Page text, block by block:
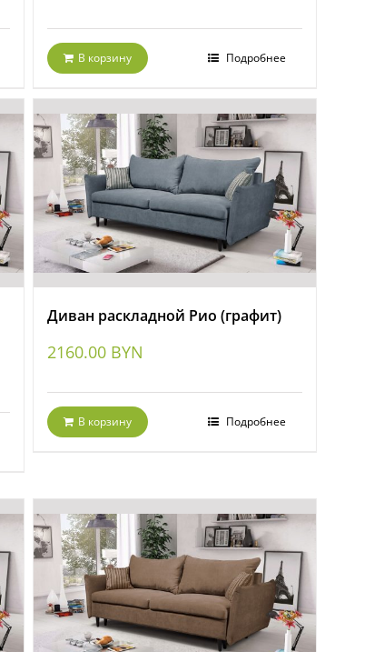
В корзину Подробнее
Диван раскладной Рио (графит)
2160.00 BYN
В корзину Подробнее